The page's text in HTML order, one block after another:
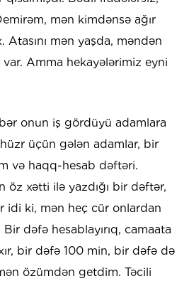
mən kimdənsə ağır
Atasını mən yaşda, məndən
Amma hekayələrimiz eyni
onun iş gördüyü adamlara
üçün gələn adamlar, bir
və haqq-hesab dəftəri.
öz xətti ilə yazdığı bir dəftər,
idi ki, mən heç cür onlardan
dəfə hesablayırıq, camaata
bir dəfə 100 min, bir dəfə də
özümdən getdim. Təcili